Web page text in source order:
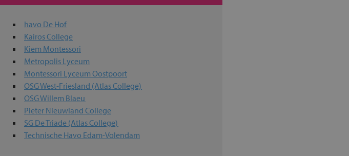
havo De Hof
Kairos College
Kiem Montessori
Metropolis Lyceum
Montessori Lyceum Oostpoort
OSG West-Friesland (Atlas College)
OSG Willem Blaeu
Pieter Nieuwland College
SG De Triade (Atlas College)
Technische Havo Edam-Volendam